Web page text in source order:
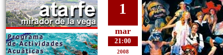
1
mar
21:00
2008